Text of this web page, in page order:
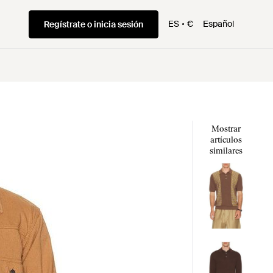
Regístrate o inicia sesión ES € Español
Mostrar
artículos
similares